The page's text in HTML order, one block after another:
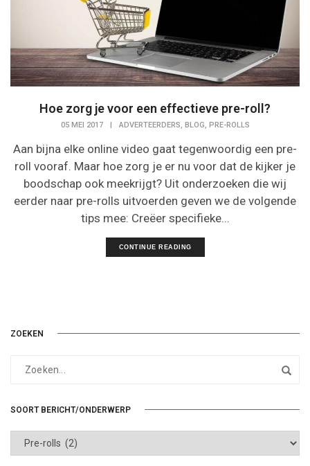
Hoe zorg je voor een effectieve pre-roll?
05 MEI 2017 ADVERTEERDERS, BLOG, PRE-ROLLS
Aan bijna elke online video gaat tegenwoordig een pre-
roll vooraf. Maar hoe zorg je er nu voor dat de kijker je
boodschap ook meekrijgt? Uit onderzoeken die wij
eerder naar pre-rolls uitvoerden geven we de volgende
tips mee: Creëer specifieke...
CONTINUE READING
ZOEKEN
SOORT BERICHT/ONDERWERP
SOORT
BERICHT/ONDERWERP